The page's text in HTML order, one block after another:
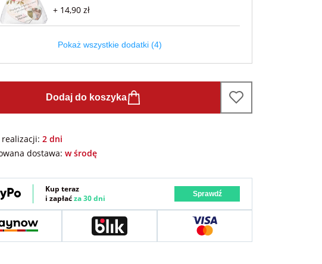
+ 14,90 zł
Pokaż wszystkie dodatki (4)
Dodaj do koszyka
realizacji: 2 dni
dostawa: w środę
Kup teraz
i zapłaćza 30 dni Sprawdź